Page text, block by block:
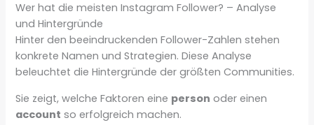
Wer hat die meisten Instagram Follower? – Analyse
und Hintergründe
Hinter den beeindruckenden Follower-Zahlen stehen
konkrete Namen und Strategien. Diese Analyse
beleuchtet die Hintergründe der größten Communities.
Sie zeigt, welche Faktoren eine person oder einen
account so erfolgreich machen.